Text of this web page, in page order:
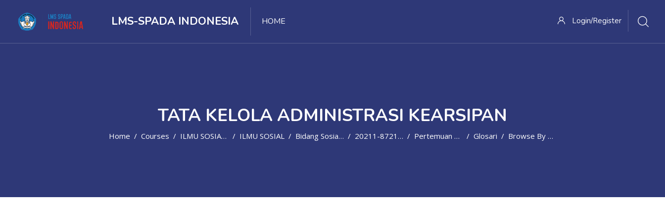
LMS-SPADA INDONESIA HOME Login/Register
TATA KELOLA ADMINISTRASI KEARSIPAN
Home Courses ILMU SOSIAL, POLITIK, HUMANIORA ILMU SOSIAL Bidang Sosial Lain Yang Belum Tercantum 20211-87210-19F03C505 Pertemuan 2: Dokumen Dan Dokumentasi Glosari Browse By Alphabet